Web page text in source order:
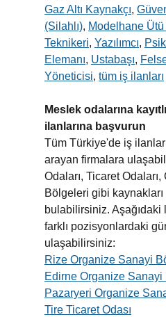
Gaz Altı Kaynakçı,
(Silahlı), Modelhane
Teknikeri, Yazılımcı,
Elemanı, Ustabaşı,
Yöneticisi, tüm iş ilanları
Meslek odalarına
ilanlarına başvurun
Tüm Türkiye'de iş
arayan firmalara
Odaları, Ticaret
Bölgeleri gibi
bulabilirsiniz. Aşağıdaki
farklı pozisyonlardaki
ulaşabilirsiniz:
Rize Organize Sanayi
Edirne Organize
Pazaryeri Organize
Tire Ticaret Odası